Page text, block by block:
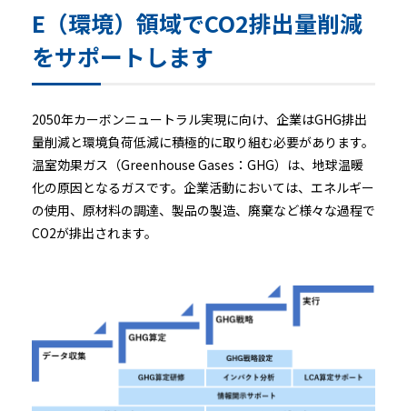
E（環境）領域でCO2排出量削減
をサポートします
2050年カーボンニュートラル実現に向け、企業はGHG排出
量削減と環境負荷低減に積極的に取り組む必要があります。
温室効果ガス（Greenhouse Gases：GHG）は、地球温暖
化の原因となるガスです。企業活動においては、エネルギー
の使用、原材料の調達、製品の製造、廃棄など様々な過程で
CO2が排出されます。